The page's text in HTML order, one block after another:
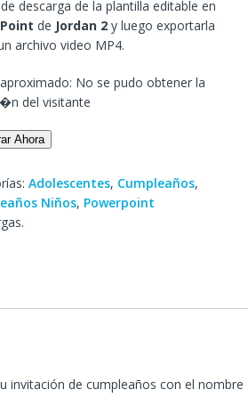
descarga de la plantilla editable en
de Jordan 2y luego exportarla
archivo video MP4.
No se pudo obtener la
del visitante
Ahora
Adolescentes, Cumpleaños,
Niños, Powerpoint
invitación de cumpleaños con el nombre